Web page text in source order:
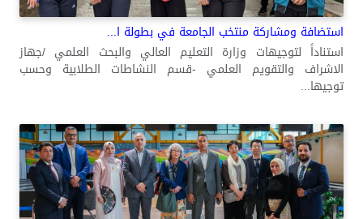
استضافة ومشاركة منتخب الجامعة في بطولة ا...
استناداً لتوجيهات وزارة التعليم العالي والبحث العلمي /جهاز
الاشراف والتقويم العلمي -قسم النشاطات الطلابية وحسب
توجيها...